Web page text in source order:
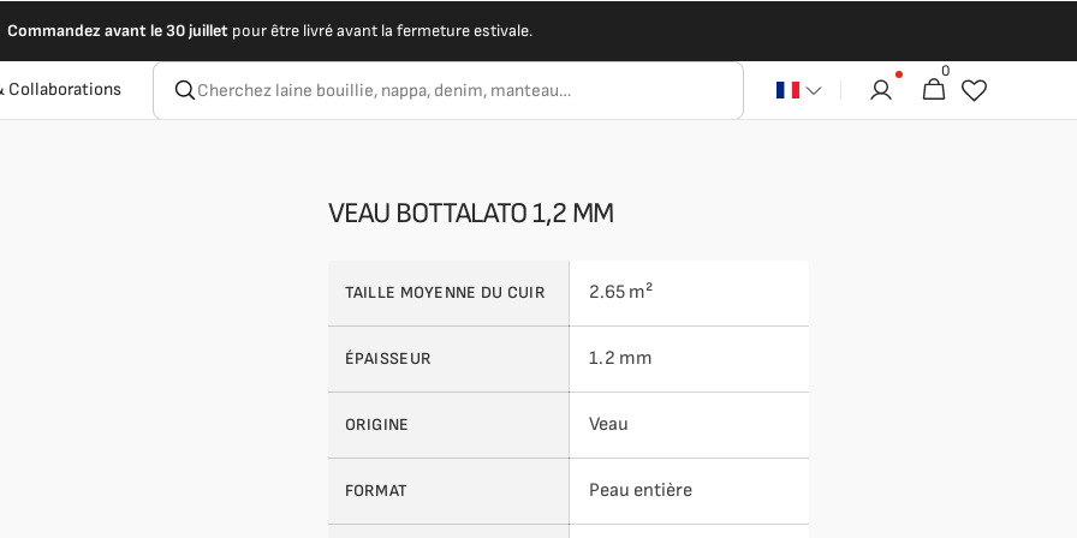
Commandez avant le 30 juilletpour être livré avant la fermeture estivale.
Collaborations Panier
0
0 article
VEAU BOTTALATO 1,2 MM
TAILLE MOYENNE DU CUIR 2.65 m²
ÉPAISSEUR 1.2 mm
ORIGINE Veau
FORMAT Peau entière